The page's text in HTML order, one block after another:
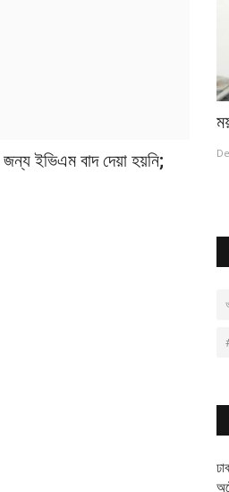
ইভিএম বাদ দেয়া হয়নি;